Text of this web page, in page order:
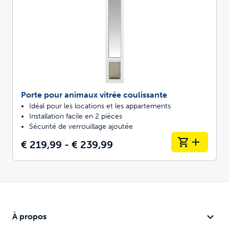
Porte pour animaux vitrée coulissante
Idéal pour les locations et les appartements
Installation facile en 2 pièces
Sécurité de verrouillage ajoutée
€ 219,99 - € 239,99
À propos